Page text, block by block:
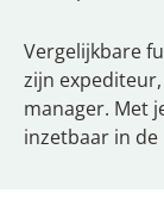
Vergelijkbare
zijn
manager. Met
inzetbaar in